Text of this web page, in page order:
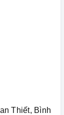
Thiết, Bình